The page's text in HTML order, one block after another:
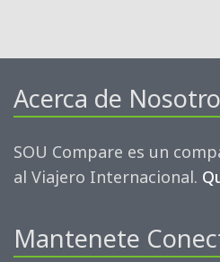
Acerca de
SOU Compare es un
al Viajero Internacional.
Mantenete